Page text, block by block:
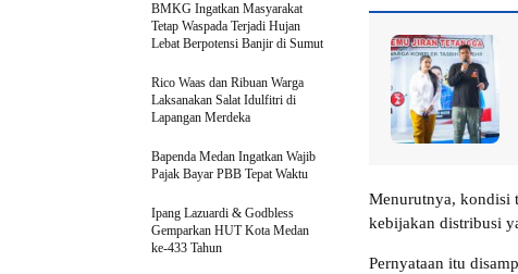
Menurutnya, kondisi
kebijakan distribusi
Pernyataan itu
BMKG Ingatkan Masyarakat
Tetap Waspada Terjadi Hujan
Lebat Berpotensi Banjir di Sumut
Rico Waas dan Ribuan Warga
Laksanakan Salat Idulfitri di
Lapangan Merdeka
Bapenda Medan Ingatkan Wajib
Pajak Bayar PBB Tepat Waktu
Ipang Lazuardi & Godbless
Gemparkan HUT Kota Medan
ke-433 Tahun